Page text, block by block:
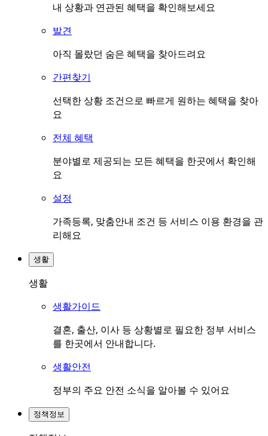
내 상황과 연관된 혜택을 확인해보세요
발견
아직 몰랐던 숨은 혜택을 찾아드려요
간편찾기
선택한 상황 조건으로 빠르게 원하는 혜택을 찾아
요
전체 혜택
분야별로 제공되는 모든 혜택을 한곳에서 확인해
요
설정
가족등록, 맞춤안내 조건 등 서비스 이용 환경을 관
리해요
생활
생활
생활가이드
결혼, 출산, 이사 등 상황별로 필요한 정부 서비스
를 한곳에서 안내합니다.
생활안전
정부의 주요 안전 소식을 알아볼 수 있어요
정책정보